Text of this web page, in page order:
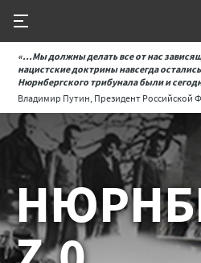
«...Мы должны делать все от нас
нацистские доктрины навсегда
Нюрнбергского трибунала были и
Владимир Путин, Президент Российской